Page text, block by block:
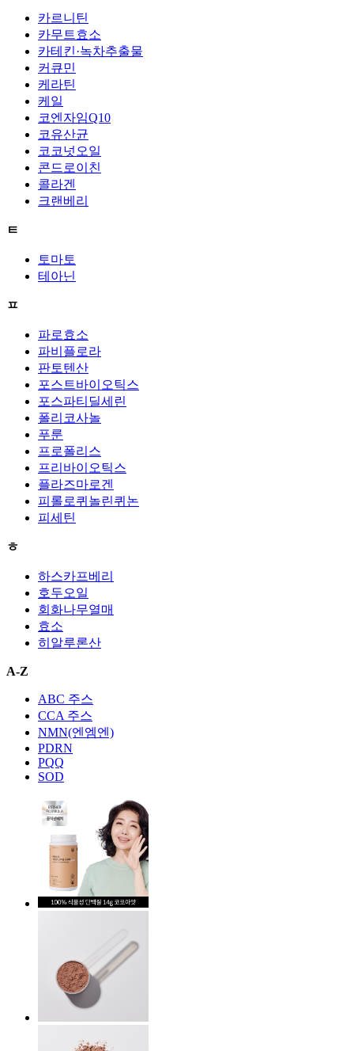
카르니틴
카무트효소
카테킨·녹차추출물
커큐민
케라틴
케일
코엔자임Q10
코유산균
코코넛오일
콘드로이친
콜라겐
크랜베리
ㅌ
토마토
테아닌
ㅍ
파로효소
파비플로라
판토텐산
포스트바이오틱스
포스파티딜세린
폴리코사놀
푸룬
프로폴리스
프리바이오틱스
플라즈마로겐
피롤로퀴놀린퀴논
피세틴
ㅎ
하스카프베리
호두오일
회화나무열매
효소
히알루론산
A-Z
ABC 주스
CCA 주스
NMN(엔엠엔)
PDRN
PQQ
SOD